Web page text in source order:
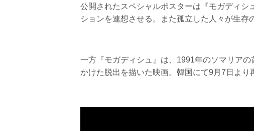
公開されたスペシャルポスターは『モガディシ
ションを連想させる。また孤立した人々が生存
一方『モガディシュ』は、1991年のソマリア
かけた脱出を描いた映画。韓国にて9月7日より